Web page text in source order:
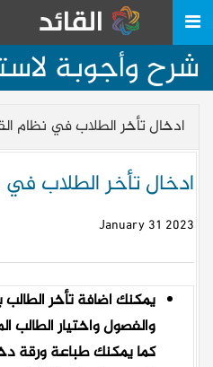
شرح وأجوبة
ادخال تأخر الطلاب في نظام
ادخال تأخر الطلاب في
2023 January 31
يمكنك اضافة تأخر
والفصول واختيار الطالب
كما يمكنك طباعة ورقة